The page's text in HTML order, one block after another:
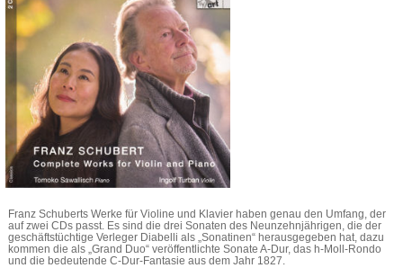
Franz Schuberts Werke für Violine und Klavier haben genau den Umfang, der
auf zwei CDs passt. Es sind die drei Sonaten des Neunzehnjährigen, die der
geschäftstüchtige Verleger Diabelli als „Sonatinen“ herausgegeben hat, dazu
kommen die als „Grand Duo“ veröffentlichte Sonate A-Dur, das h-Moll-Rondo
und die bedeutende C-Dur-Fantasie aus dem Jahr 1827.